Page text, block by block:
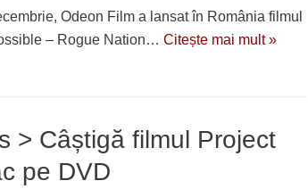
Odeon Film a lansat în România filmul
– Rogue Nation… Citește mai mult »
> Câștigă filmul Project
pe DVD